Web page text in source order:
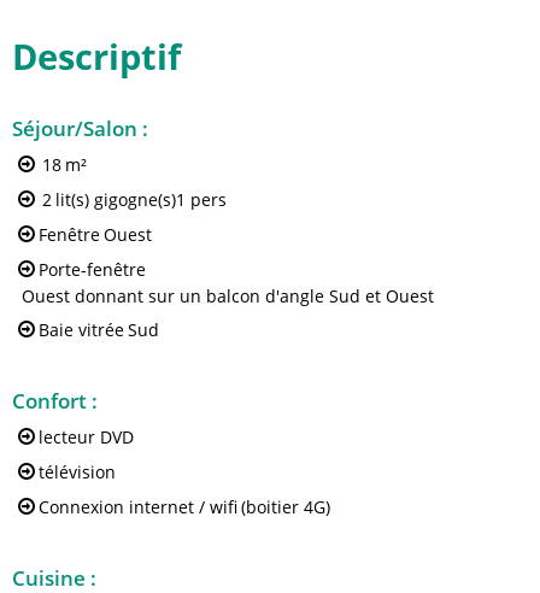
Descriptif
Séjour/Salon :
18 m²
2 lit(s) gigogne(s)1 pers
FenêtreOuest
Porte-fenêtre
Ouest donnant sur un balcon d'angle Sud et Ouest
Baie vitréeSud
Confort :
lecteur DVD
télévision
Connexion internet / wifi(boitier 4G)
Cuisine :